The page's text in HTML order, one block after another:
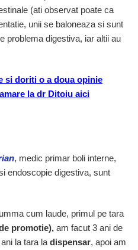
(ati observat poate ca
unii se baloneaza si sunt
problema digestiva, iar altii au
si doriti o a doua opinie
la dr Ditoiu aici
, medic primar boli interne,
endoscopie digestiva, sunt
cum laude, primul pe tara
promotie), am facut 3 ani de
la tara la dispensar, apoi am